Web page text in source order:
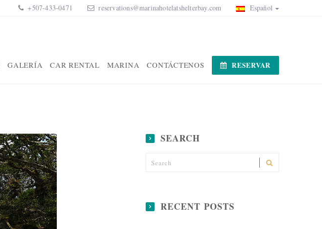
+507-433-0471 reservations@marinahotelatshelterbay.com Español
GALERÍA CAR RENTAL MARINA CONTÁCTENOS RESERVAR
SEARCH
RECENT POSTS